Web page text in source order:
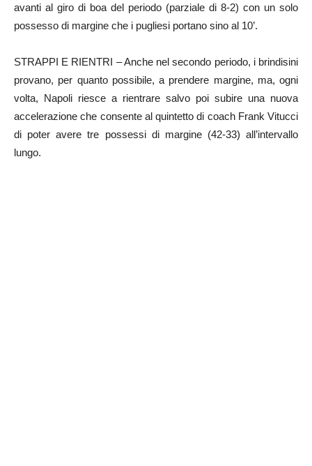
avanti al giro di boa del periodo (parziale di 8-2) con un solo
possesso di margine che i pugliesi portano sino al 10’.
STRAPPI E RIENTRI – Anche nel secondo periodo, i brindisini
provano, per quanto possibile, a prendere margine, ma, ogni
volta, Napoli riesce a rientrare salvo poi subire una nuova
accelerazione che consente al quintetto di coach Frank Vitucci
di poter avere tre possessi di margine (42-33) all’intervallo
lungo.